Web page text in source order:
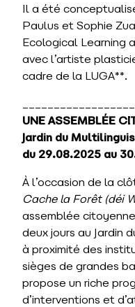
Il a été
Paulus et Sophie
Ecological Learning
avec l’artiste
cadre de la LUGA**.
UNE ASSEMBLÉE
Jardin du
du 29.08.2025 au
À l’occasion de la
Cache la Forêt (déi
assemblée
deux jours au Jardin
à proximité des
sièges de grandes
propose un riche
d’interventions et